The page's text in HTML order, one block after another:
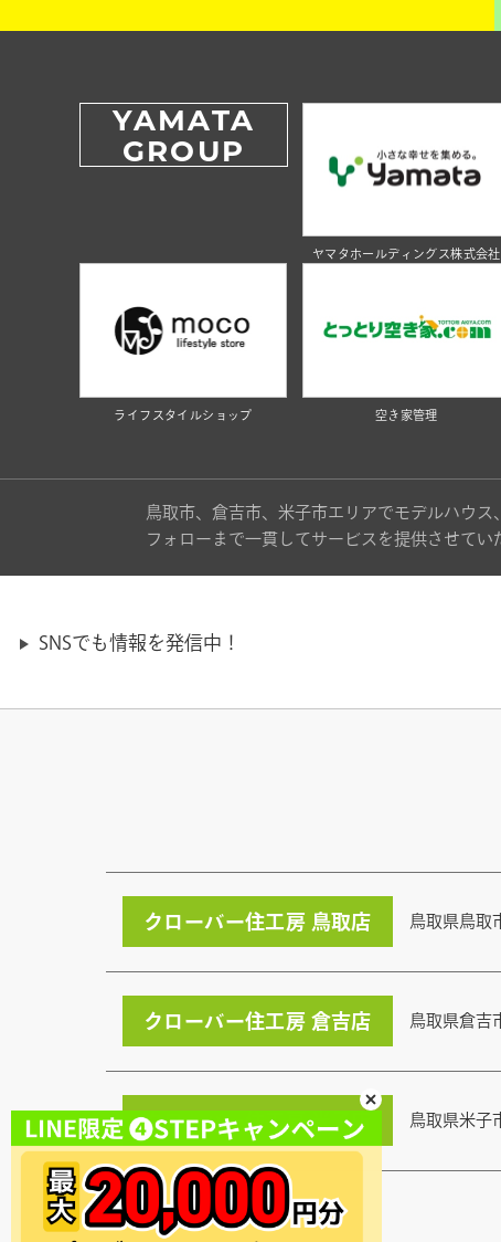
YAMATA
GROUP
ヤマタホールディングス株式会社
ライフスタイルショップ 空き家管理
鳥取市、倉吉市、米子市エリアでモデルハウ
フォローまで一貫してサービスを提供させて
SNSでも情報を発信中！
クローバー住工房 鳥取店 鳥取県鳥取
クローバー住工房 倉吉店 鳥取県倉吉
クローバー住工房 米子店 鳥取県米子